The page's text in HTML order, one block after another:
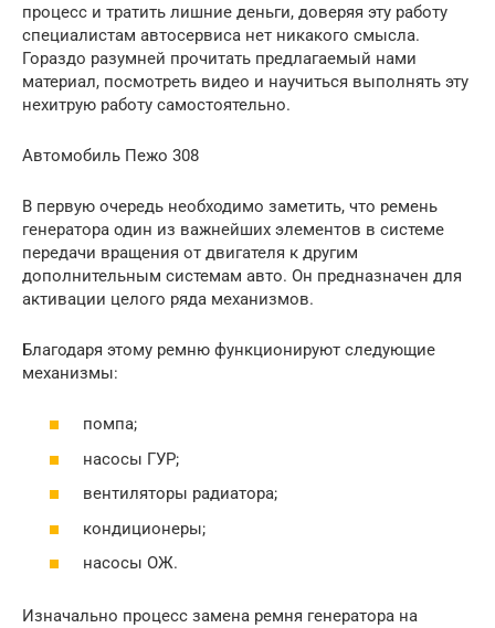
процесс и тратить лишние деньги, доверяя эту работу
специалистам автосервиса нет никакого смысла.
Гораздо разумней прочитать предлагаемый нами
материал, посмотреть видео и научиться выполнять эту
нехитрую работу самостоятельно.
Автомобиль Пежо 308
В первую очередь необходимо заметить, что ремень
генератора один из важнейших элементов в системе
передачи вращения от двигателя к другим
дополнительным системам авто. Он предназначен для
активации целого ряда механизмов.
Благодаря этому ремню функционируют следующие
механизмы:
помпа;
насосы ГУР;
вентиляторы радиатора;
кондиционеры;
насосы ОЖ.
Изначально процесс замена ремня генератора на